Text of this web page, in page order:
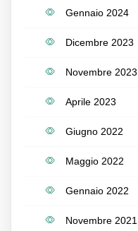
Gennaio 2024
Dicembre 2023
Novembre 2023
Aprile 2023
Giugno 2022
Maggio 2022
Gennaio 2022
Novembre 2021